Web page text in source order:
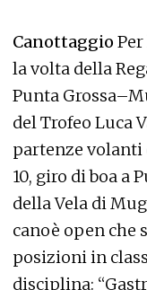
Canottaggio
la volta della
Punta
del Trofeo Luca
partenze volanti
10, giro di boa a
della Vela di
canoè open che
posizioni in
disciplina: